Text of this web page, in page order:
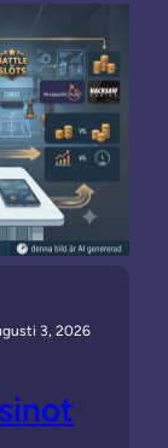
3, 2026